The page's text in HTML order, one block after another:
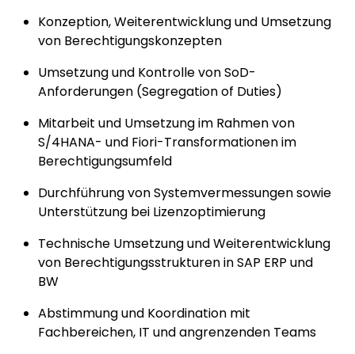
Konzeption, Weiterentwicklung und Umsetzung
von Berechtigungskonzepten
Umsetzung und Kontrolle von SoD-
Anforderungen (Segregation of Duties)
Mitarbeit und Umsetzung im Rahmen von
S/4HANA- und Fiori-Transformationen im
Berechtigungsumfeld
Durchführung von Systemvermessungen sowie
Unterstützung bei Lizenzoptimierung
Technische Umsetzung und Weiterentwicklung
von Berechtigungsstrukturen in SAP ERP und
BW
Abstimmung und Koordination mit
Fachbereichen, IT und angrenzenden Teams